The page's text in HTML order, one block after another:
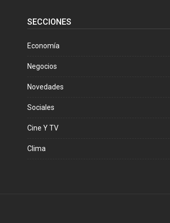
SECCIONES
Economía
Negocios
Novedades
Sociales
Cine Y TV
Clima